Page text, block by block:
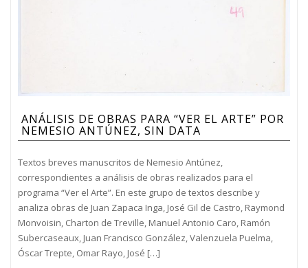
ANÁLISIS DE OBRAS PARA “VER EL ARTE” POR
NEMESIO ANTÚNEZ, SIN DATA
Textos breves manuscritos de Nemesio Antúnez,
correspondientes a análisis de obras realizados para el
programa “Ver el Arte”. En este grupo de textos describe y
analiza obras de Juan Zapaca Inga, José Gil de Castro, Raymond
Monvoisin, Charton de Treville, Manuel Antonio Caro, Ramón
Subercaseaux, Juan Francisco González, Valenzuela Puelma,
Óscar Trepte, Omar Rayo, José […]